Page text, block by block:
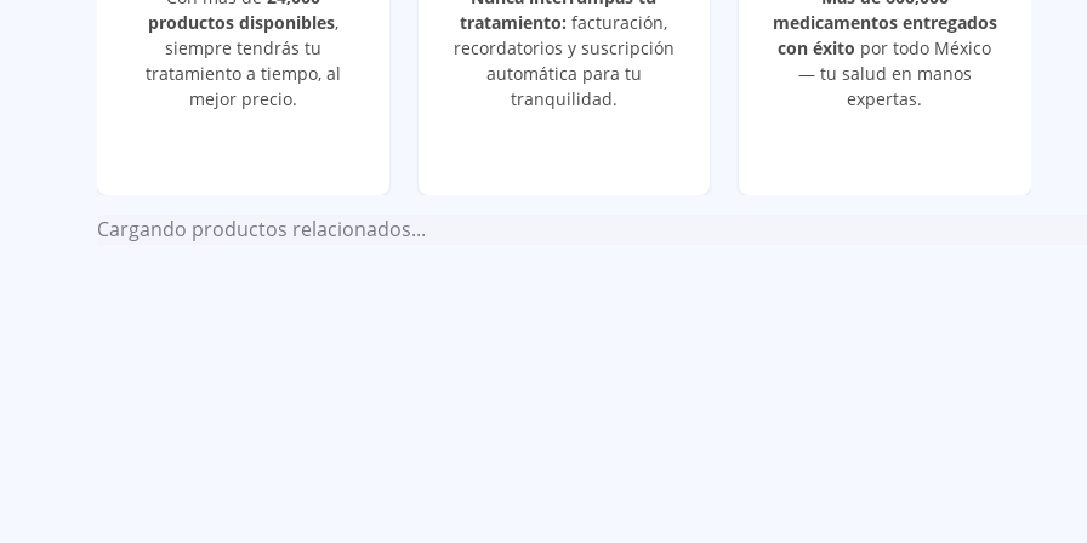
productos disponibles,
siempre tendrás tu
tratamiento a tiempo, al
mejor precio.
tratamiento: facturación,
recordatorios y suscripción
automática para tu
tranquilidad.
medicamentos entregados
con éxito por todo México
— tu salud en manos
expertas.
Cargando productos relacionados...